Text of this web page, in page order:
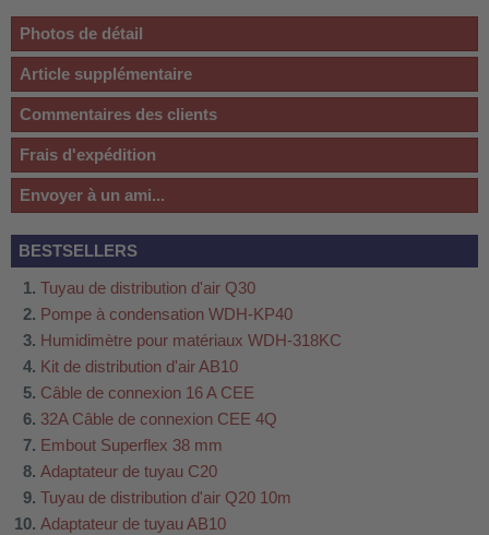
Photos de détail
Article supplémentaire
Commentaires des clients
Frais d'expédition
Envoyer à un ami...
BESTSELLERS
Tuyau de distribution d'air Q30
Pompe à condensation WDH-KP40
Humidimètre pour matériaux WDH-318KC
Kit de distribution d'air AB10
Câble de connexion 16 A CEE
32A Câble de connexion CEE 4Q
Embout Superflex 38 mm
Adaptateur de tuyau C20
Tuyau de distribution d'air Q20 10m
Adaptateur de tuyau AB10